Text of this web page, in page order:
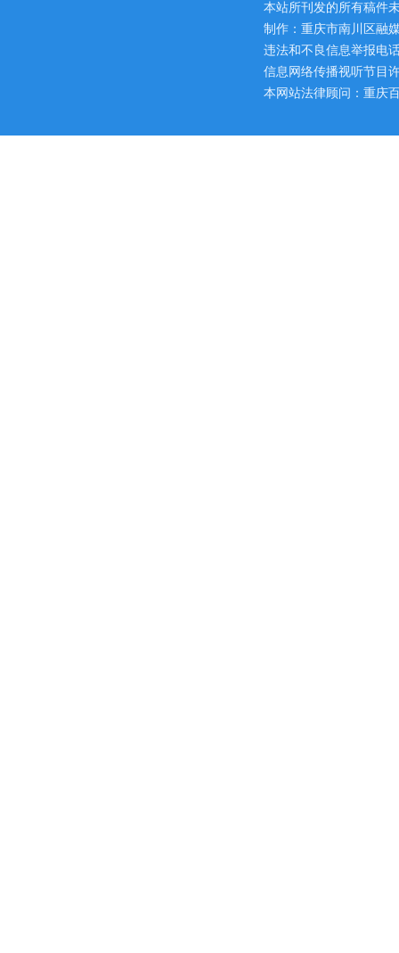
本站所刊发的所有稿件
制作：重庆市南川区融
违法和不良信息举报电
信息网络传播视听节目
本网站法律顾问：重庆